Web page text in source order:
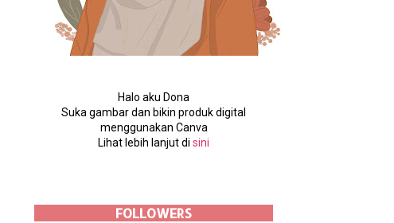
Halo aku Dona
Suka gambar dan bikin produk digital
menggunakan Canva
Lihat lebih lanjut di sini
FOLLOWERS